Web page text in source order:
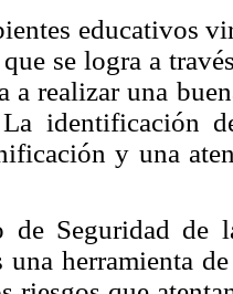
educativos
se logra a
a realizar una
La identificación
y una
Seguridad de
una herramienta